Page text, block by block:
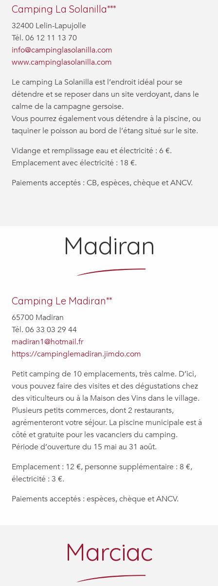
Camping La Solanilla***
32400 Lelin-Lapujolle
Tél. 06 12 11 13 70
info@campinglasolanilla.com
www.campinglasolanilla.com
Le camping La Solanilla est l’endroit idéal pour se
détendre et se reposer dans un site verdoyant, dans le
calme de la campagne gersoise.
Vous pourrez également vous détendre à la piscine, ou
taquiner le poisson au bord de l’étang situé sur le site.
Vidange et remplissage eau et électricité : 6 €.
Emplacement avec électricité : 18 €.
Paiements acceptés : CB, espèces, chèque et ANCV.
Madiran
Camping Le Madiran**
65700 Madiran
Tél. 06 33 03 29 44
madiran1@hotmail.fr
https://campinglemadiran.jimdo.com
Petit camping de 10 emplacements, très calme. D’ici,
vous pouvez faire des visites et des dégustations chez
des viticulteurs ou à la Maison des Vins dans le village.
Plusieurs petits commerces, dont 2 restaurants,
agrémenteront votre séjour. La piscine municipale est à
côté et gratuite pour les vacanciers du camping.
Période d’ouverture du 15 mai au 31 août.
Emplacement : 12 €, personne supplémentaire : 8 €,
électricité : 3 €.
Paiements acceptés : espèces, chèque et ANCV.
Marciac